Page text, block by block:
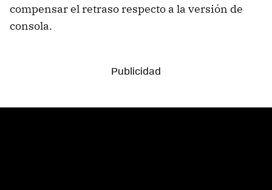
compensar el retraso respecto a la versión de
consola.